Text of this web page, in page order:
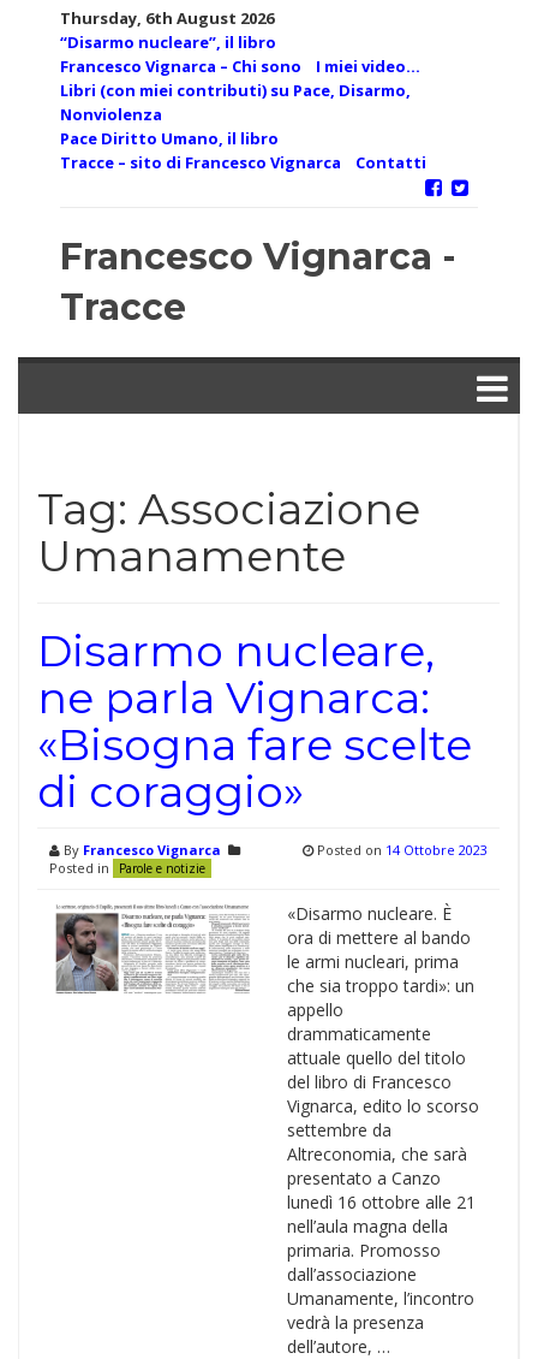
Thursday, 6th August 2026
“Disarmo nucleare”, il libro
Francesco Vignarca – Chi sono
I miei video…
Libri (con miei contributi) su Pace, Disarmo,
Nonviolenza
Pace Diritto Umano, il libro
Tracce – sito di Francesco Vignarca
Contatti
Francesco Vignarca -
Tracce
Tag: Associazione
Umanamente
Disarmo nucleare,
ne parla Vignarca:
«Bisogna fare scelte
di coraggio»
By Francesco Vignarca
Posted in
Parole e notizie
Posted on 14 Ottobre 2023
«Disarmo nucleare. È
ora di mettere al bando
le armi nucleari, prima
che sia troppo tardi»: un
appello
drammaticamente
attuale quello del titolo
del libro di Francesco
Vignarca, edito lo scorso
settembre da
Altreconomia, che sarà
presentato a Canzo
lunedì 16 ottobre alle 21
nell’aula magna della
primaria. Promosso
dall’associazione
Umanamente, l’incontro
vedrà la presenza
dell’autore, …